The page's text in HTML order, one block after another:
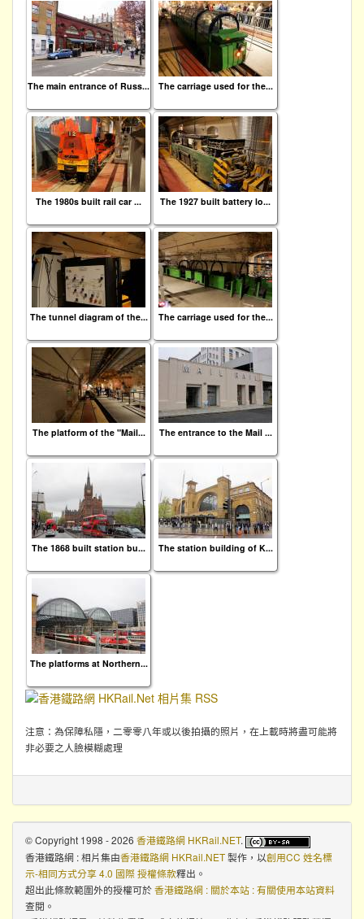
The main entrance of Russ... The carriage used for the...
The 1980s built rail car ... The 1927 built battery lo...
The tunnel diagram of the... The carriage used for the...
The platform of the "Mail... The entrance to the Mail ...
The 1868 built station bu... The station building of K...
The platforms at Northern...
注意：為保障私隱，二零零八年或以後拍攝的照片，在上載時將盡可能將
非必要之人臉模糊處理
© Copyright 1998 - 2026 香港鐵路網 HKRail.NET.
香港鐵路網 : 相片集由香港鐵路網 HKRail.NET製作，以創用CC 姓名標
示-相同方式分享 4.0 國際 授權條款釋出。
超出此條款範圍外的授權可於香港鐵路網 : 關於本站 : 有關使用本站資料
查閱。